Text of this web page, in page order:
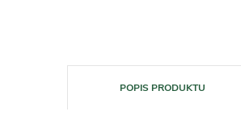
POPIS PRODUKTU